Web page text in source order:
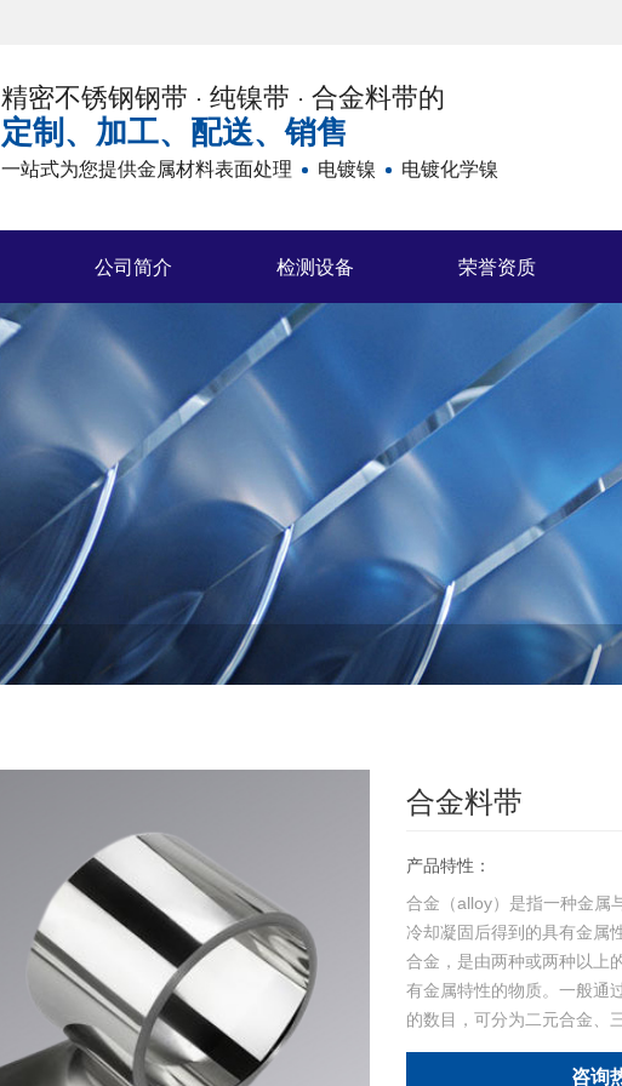
精密不锈钢钢带 · 纯镍带 · 合金料带的
定制、加工、配送、销售
一站式为您提供金属材料表面处理 电镀镍 电镀化学镍
公司简介 检测设备 荣誉资质
合金料带
产品特性：
合金（alloy）是指一种金属
冷却凝固后得到的具有金属
合金，是由两种或两种以上
有金属特性的物质。一般通
的数目，可分为二元合金、
咨询